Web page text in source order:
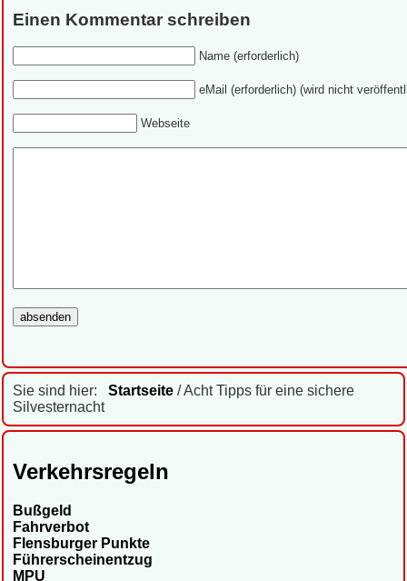
Sie sind hier: Startseite / Acht Tipps für eine sichere
Silvesternacht
Verkehrsregeln
Bußgeld
Fahrverbot
Flensburger Punkte
Führerscheinentzug
MPU
Einen Kommentar schreiben
Name (erforderlich)
eMail (erforderlich) (wird nicht
Webseite